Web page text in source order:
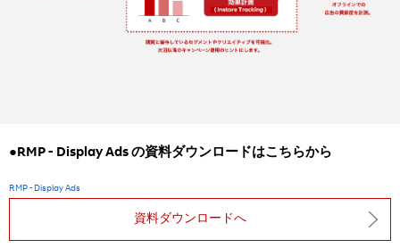
●RMP - Display Ads の資料ダウンロードはこちらから
RMP - Display Ads
資料ダウンロードへ